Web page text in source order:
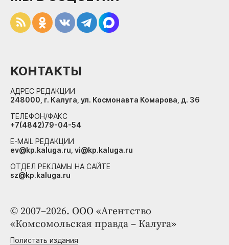
© 2007–2026. ООО «Агентство
«Комсомольская правда – Калуга»
Полистать издания
КОНТАКТЫ
АДРЕС РЕДАКЦИИ
248000, г. Калуга, ул. Космонавта Комарова, д. 36
ТЕЛЕФОН/ФАКС
+7(4842)79-04-54
E-MAIL РЕДАКЦИИ
ev@kp.kaluga.ru, vi@kp.kaluga.ru
ОТДЕЛ РЕКЛАМЫ НА САЙТЕ
sz@kp.kaluga.ru